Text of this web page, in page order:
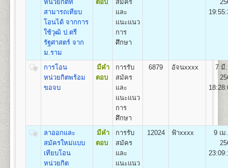
มหาวิทยาลัยรามคำแหงเปิดสอนระดับปริญญาตรี ใน 4
คณะ/สาขาวิชาในส่วนภูมิภาค
สาขาวิทยบริการเฉลิมพระเกียรต 23 จังหวัด 41 ศูนย์
สอบ
คณะนิติศาสตร์
คณะบริหารธุรกิจสาขาวิชาการจัดการ
คณะสื่อสารมวลชน
สาขาวิชานิเทศศาสตร์และ
สื่อดิจิทัล
คณะรัฐศาสตร์
กลุ่มวิชาเอก การบริหารรัฐกิจ
http://www.regis.ru.ac.th/index.php/curriculum/2014-
หน่วยกิตที่
สามารถเทียบ
โอนได้ จากการ
ใช้วุฒิ ป.ตรี
รัฐศาสตร์ จาก
ม.ราม
ตอบ
สมัคร
และ
แนะแนว
การ
ศึกษา
การโอน
หน่วยกิตพร้อม
ขอจบ
มีคำ
ตอบ
การรับ
สมัคร
และ
แนะแนว
การ
ศึกษา
6879 อัจนxxxx
7 มี
ลาออกและ
สมัครใหม่แบบ
เทียบโอน
หน่วยกิต
มีคำ
ตอบ
การรับ
สมัคร
และ
แนะแนว
12024 ฟ้าxxxx
9 เม